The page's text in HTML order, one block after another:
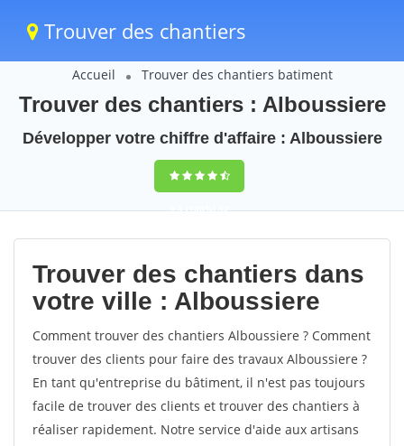
Trouver des chantiers
Accueil Trouver des chantiers batiment
Trouver des chantiers : Alboussiere
Développer votre chiffre d'affaire : Alboussiere
9,5(100%)52
votes
Trouver des chantiers dans
votre ville : Alboussiere
Comment trouver des chantiers Alboussiere ? Comment
trouver des clients pour faire des travaux Alboussiere ?
En tant qu'entreprise du bâtiment, il n'est pas toujours
facile de trouver des clients et trouver des chantiers à
réaliser rapidement. Notre service d'aide aux artisans